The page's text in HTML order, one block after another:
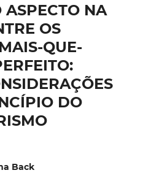
NA
OS
QUE-
DO
Back